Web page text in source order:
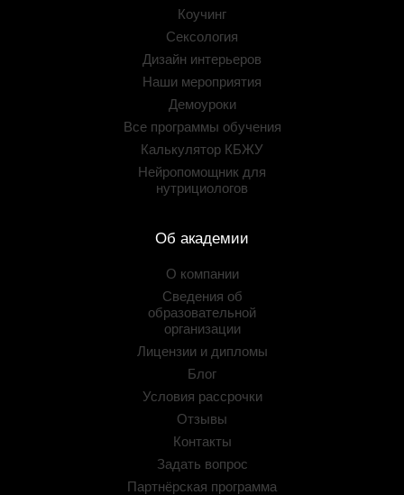
Коучинг
Сексология
Дизайн интерьеров
Наши мероприятия
Демоуроки
Все программы обучения
Калькулятор КБЖУ
Нейропомощник для
нутрициологов
Об академии
О компании
Сведения об
образовательной
организации
Лицензии и дипломы
Блог
Условия рассрочки
Отзывы
Контакты
Задать вопрос
Партнёрская программа